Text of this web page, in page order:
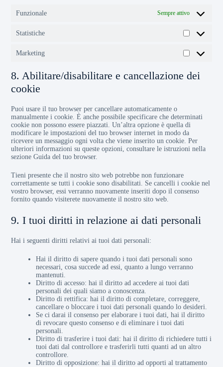
Funzionale Sempre attivo
Statistiche
Marketing
8. Abilitare/disabilitare e cancellazione dei
cookie
Puoi usare il tuo browser per cancellare automaticamente o
manualmente i cookie. È anche possibile specificare che determinati
cookie non possono essere piazzati. Un’altra opzione è quella di
modificare le impostazioni del tuo browser internet in modo da
ricevere un messaggio ogni volta che viene inserito un cookie. Per
ulteriori informazioni su queste opzioni, consultare le istruzioni nella
sezione Guida del tuo browser.
Tieni presente che il nostro sito web potrebbe non funzionare
correttamente se tutti i cookie sono disabilitati. Se cancelli i cookie nel
vostro browser, essi verranno nuovamente inseriti dopo il consenso
fornito quando visiterete nuovamente il nostro sito web.
9. I tuoi diritti in relazione ai dati personali
Hai i seguenti diritti relativi ai tuoi dati personali:
Hai il diritto di sapere quando i tuoi dati personali sono
necessari, cosa succede ad essi, quanto a lungo verranno
mantenuti.
Diritto di accesso: hai il diritto ad accedere ai tuoi dati
personali dei quali siamo a conoscenza.
Diritto di rettifica: hai il diritto di completare, correggere,
cancellare o bloccare i tuoi dati personali quando lo desideri.
Se ci darai il consenso per elaborare i tuoi dati, hai il diritto
di revocare questo consenso e di eliminare i tuoi dati
personali.
Diritto di trasferire i tuoi dati: hai il diritto di richiedere tutti i
tuoi dati dal controllore e trasferirli tutti quanti ad un altro
controllore.
Diritto di opposizione: hai il diritto ad opporti al trattamento